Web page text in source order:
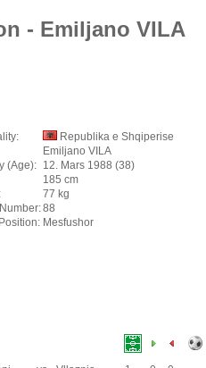
- Emiljano VILA
Republika e Shqiperise
Emiljano VILA
(Age): 12. Mars 1988 (38)
185 cm
77 kg
88
Mesfushor